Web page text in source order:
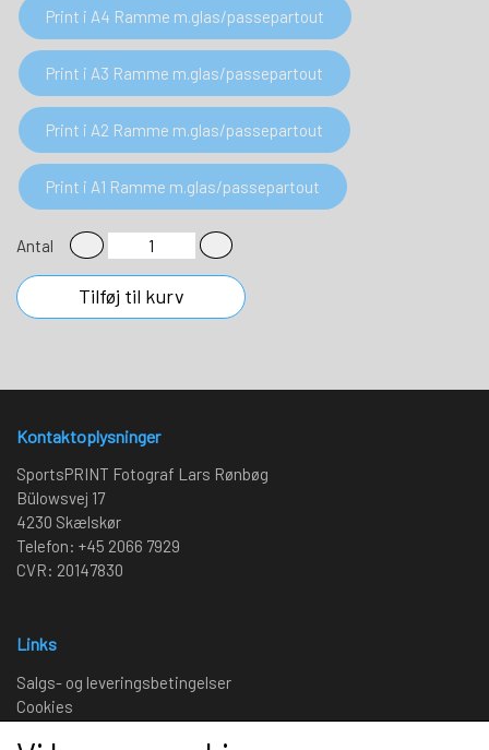
Print i A4 Ramme m.glas/passepartout
Print i A3 Ramme m.glas/passepartout
Print i A2 Ramme m.glas/passepartout
Print i A1 Ramme m.glas/passepartout
Antal
Tilføj til kurv
Kontaktoplysninger
SportsPRINT Fotograf Lars Rønbøg
Bülowsvej 17
4230 Skælskør
Telefon: +45 2066 7929
CVR: 20147830
Links
Salgs- og leveringsbetingelser
Cookies